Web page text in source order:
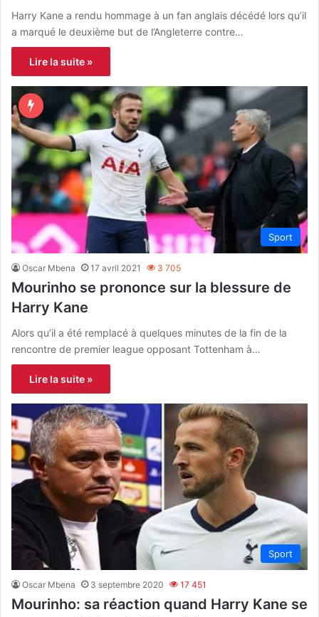
Harry Kane a rendu hommage à un fan anglais décédé lors qu’il
a marqué le deuxième but de l’Angleterre contre…
Lire la suite »
Sport
Oscar Mbena 17 avril 2021 3 705
Mourinho se prononce sur la blessure de
Harry Kane
Alors qu’il a été remplacé à quelques minutes de la fin de la
rencontre de premier league opposant Tottenham à…
Lire la suite »
Sport
Oscar Mbena 3 septembre 2020 17 451
Mourinho: sa réaction quand Harry Kane se